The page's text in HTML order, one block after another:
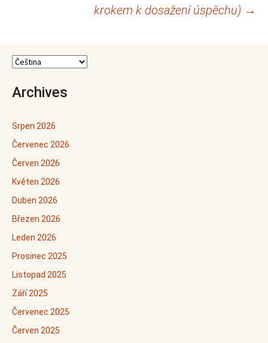
krokem k dosažení úspěchu) →
Archives
Srpen 2026
Červenec 2026
Červen 2026
Květen 2026
Duben 2026
Březen 2026
Leden 2026
Prosinec 2025
Listopad 2025
Září 2025
Červenec 2025
Červen 2025